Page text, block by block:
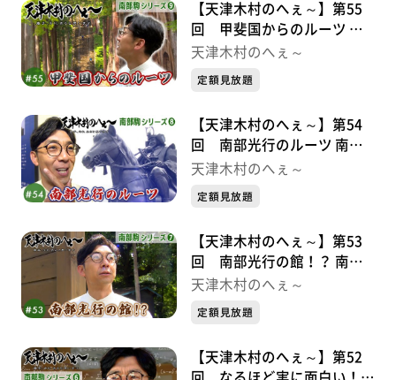
【天津木村のへぇ～】第55
回 甲斐国からのルーツ 南
部駒シリーズ⑨
天津木村のへぇ～
定額見放題
【天津木村のへぇ～】第54
回 南部光行のルーツ 南部
駒シリーズ➇
天津木村のへぇ～
定額見放題
【天津木村のへぇ～】第53
回 南部光行の館！？ 南部
駒シリーズ⑦
天津木村のへぇ～
定額見放題
【天津木村のへぇ～】第52